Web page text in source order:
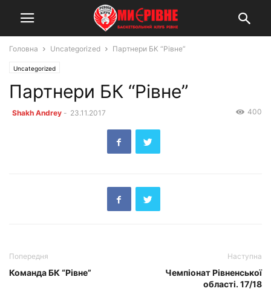
Головна Uncategorized Партнери БК “Рівне”
Uncategorized
Партнери БК “Рівне”
Shakh Andrey - 23.11.2017 400
Попередня
Команда БК “Рівне”
Наступна
Чемпіонат Рівненської
області. 17/18